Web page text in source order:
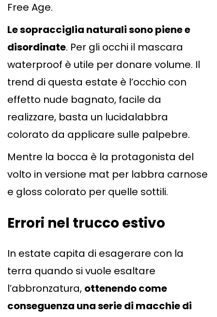
Free Age.
Le sopracciglia naturali sono piene e
disordinate. Per gli occhi il mascara
waterproof è utile per donare volume. Il
trend di questa estate è l’occhio con
effetto nude bagnato, facile da
realizzare, basta un lucidalabbra
colorato da applicare sulle palpebre.
Mentre la bocca è la protagonista del
volto in versione mat per labbra carnose
e gloss colorato per quelle sottili.
Errori nel trucco estivo
In estate capita di esagerare con la
terra quando si vuole esaltare
l’abbronzatura, ottenendo come
conseguenza una serie di macchie di